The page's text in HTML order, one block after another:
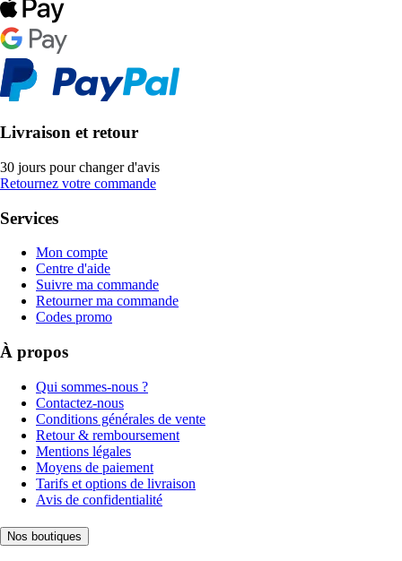
Livraison et retour
30 jours pour changer d'avis
Retournez votre commande
Services
Mon compte
Centre d'aide
Suivre ma commande
Retourner ma commande
Codes promo
À propos
Qui sommes-nous ?
Contactez-nous
Conditions générales de vente
Retour & remboursement
Mentions légales
Moyens de paiement
Tarifs et options de livraison
Avis de confidentialité
Nos boutiques